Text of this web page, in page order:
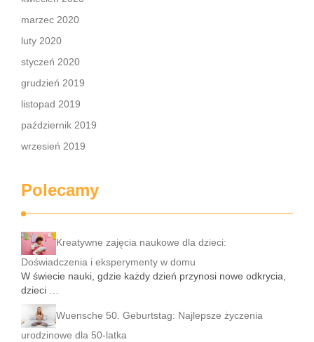
marzec 2020
luty 2020
styczeń 2020
grudzień 2019
listopad 2019
październik 2019
wrzesień 2019
Polecamy
Kreatywne zajęcia naukowe dla dzieci:
Doświadczenia i eksperymenty w domu
W świecie nauki, gdzie każdy dzień przynosi nowe odkrycia,
dzieci …
Wuensche 50. Geburtstag: Najlepsze życzenia
urodzinowe dla 50-latka